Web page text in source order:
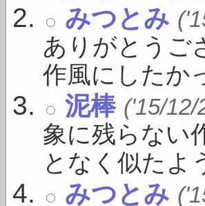
みつとみ
ありがとうご
作風にしたか
泥棒 ('15/12/
象に残らない
となく似たよ
みつとみ